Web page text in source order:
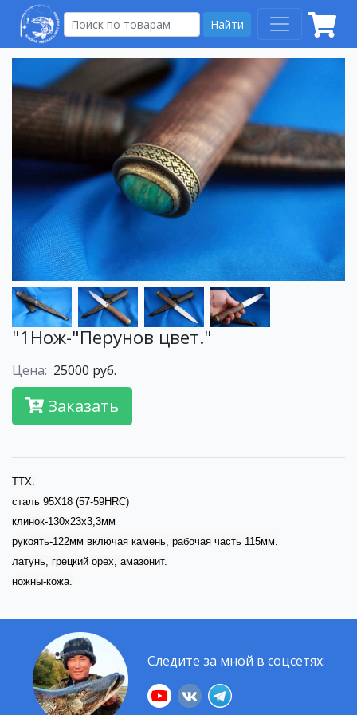
Найти
"1Нож-"Перунов цвет."
Цена: 25000 руб.
Заказать
ТТХ.
сталь 95Х18 (57-59HRC)
клинок-130х23х3,3мм
рукоять-122мм включая камень, рабочая часть 115мм.
латунь, грецкий орех, амазонит.
ножны-кожа.
Следите за мной в соцсетях: